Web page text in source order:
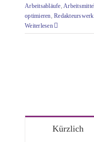
Arbeitsabläufe,
optimieren,
Weiterlesen
Kürzlich